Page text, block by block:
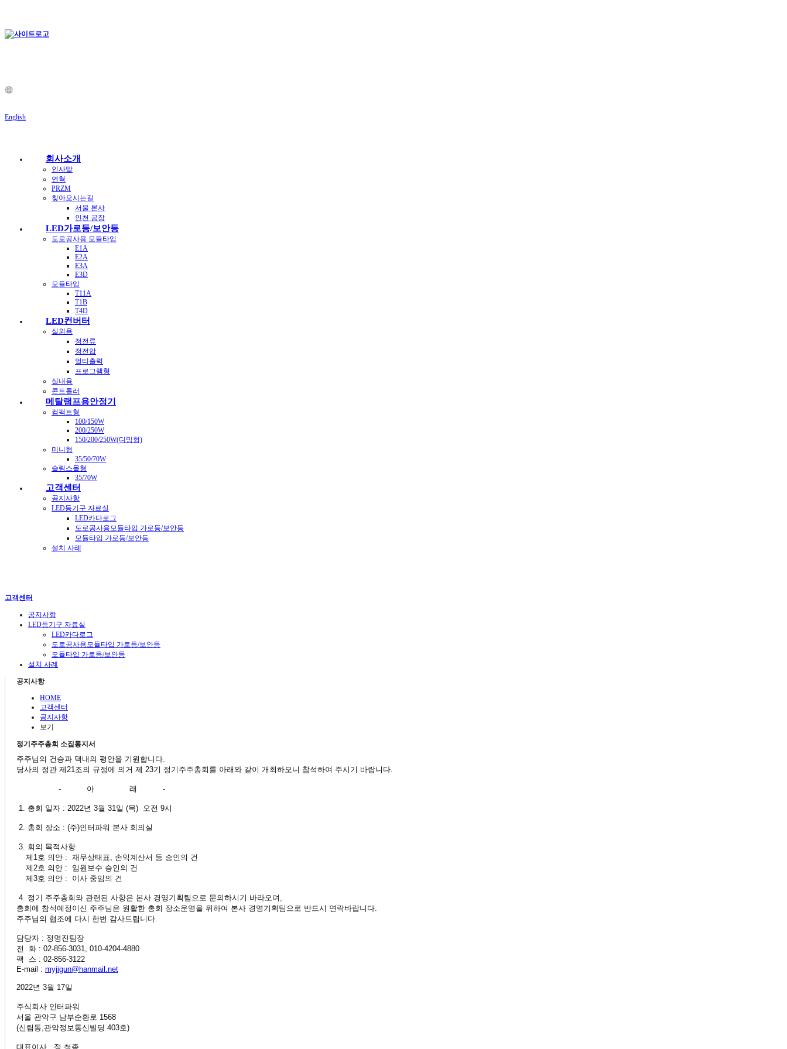
English
회사소개
인사말
연혁
PRZM
찾아오시는길
서울 본사
인천 공장
LED가로등/보안등
도로공사용 모듈타입
E1A
E2A
E3A
E3D
모듈타입
T11A
T1B
T4D
LED컨버터
실외용
정전류
정전압
멀티출력
프로그램형
실내용
콘트롤러
메탈램프용안정기
컴팩트형
100/150W
200/250W
150/200/250W(디밍형)
미니형
35/50/70W
슬림스몰형
35/70W
고객센터
공지사항
LED등기구 자료실
LED카다로그
도로공사용모듈타입 가로등/보안등
모듈타입 가로등/보안등
설치 사례
고객센터
공지사항
LED등기구 자료실
LED카다로그
도로공사용모듈타입 가로등/보안등
모듈타입 가로등/보안등
설치 사례
공지사항
HOME
고객센터
공지사항
보기
정기주주총회 소집통지서
주주님의 건승과 댁내의 평안을 기원합니다.
당사의 정관 제21조의 규정에 의거 제 23기 정기주주총회를 아래와 같이 개최하오니 참석하여 주시기 바랍니다.
- 아 래 -
1. 총회 일자 : 2022년 3월 31일 (목) 오전 9시
2. 총회 장소 : (주)인터파워 본사 회의실
3. 회의 목적사항
제1호 의안 : 재무상태표, 손익계산서 등 승인의 건
제2호 의안 : 임원보수 승인의 건
제3호 의안 : 이사 중임의 건
4. 정기 주주총회와 관련된 사항은 본사 경영기획팀으로 문의하시기 바라오며,
총회에 참석예정이신 주주님은 원활한 총회 장소운영을 위하여 본사 경영기획팀으로 반드시 연락바랍니다.
주주님의 협조에 다시 한번 감사드립니다.
담당자 : 정명진팀장
전 화 : 02-856-3031, 010-4204-4880
팩 스 : 02-856-3122
E-mail : myjigun@hanmail.net
2022년 3월 17일
주식회사 인터파워
서울 관악구 남부순환로 1568
(신림동,관악정보통신빌딩 403호)
대표이사 정 철종